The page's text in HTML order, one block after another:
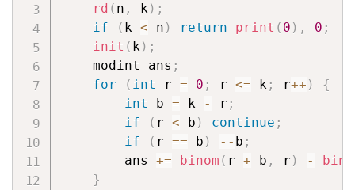
rd ( n , k) ;
if
( k < n ) return print ( 0 ) , 0 ;
init ( k) ;
    modint ans
;
for
( int r = 0 ; r <= k; r++ )
{
int b = k - r ;
if
( r < b ) continue ;
if
( r == b ) -- b ;
        ans
+= binom ( r + b , r ) -
}